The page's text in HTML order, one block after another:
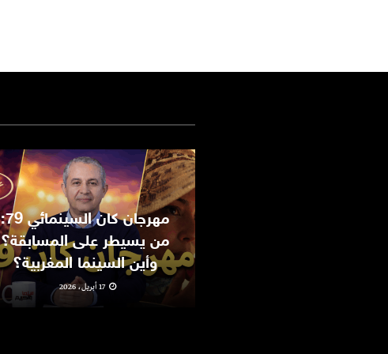
مهرجان كان السينمائي 79:
من يسيطر على المسابقة؟
وأين السينما المغربية؟
17 أبريل، 2026